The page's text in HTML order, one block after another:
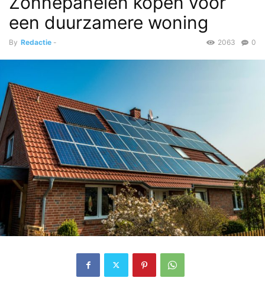
een duurzamere woning
By Redactie - 0
2063